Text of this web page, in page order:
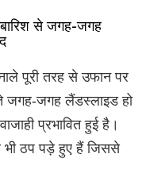
से जगह-जगह
पूरी तरह से उफान पर
जगह लैंडस्लाइड हो
प्रभावित हुई है।
भी ठप पड़े हुए हैं जिससे